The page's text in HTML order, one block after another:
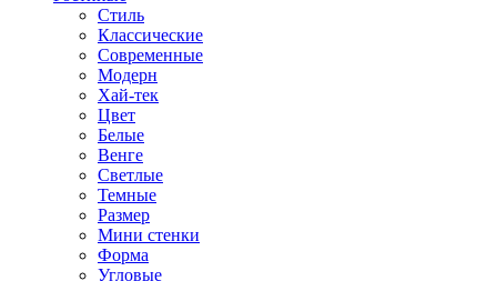
Стиль
Классические
Современные
Модерн
Хай-тек
Цвет
Белые
Венге
Светлые
Темные
Размер
Мини стенки
Форма
Угловые